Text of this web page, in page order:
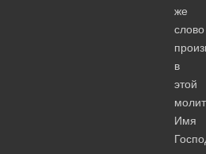
же
слово
в
этой
Имя